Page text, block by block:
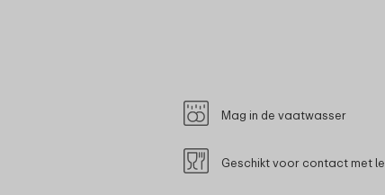
Mag in de vaatwasser
Geschikt voor contact met